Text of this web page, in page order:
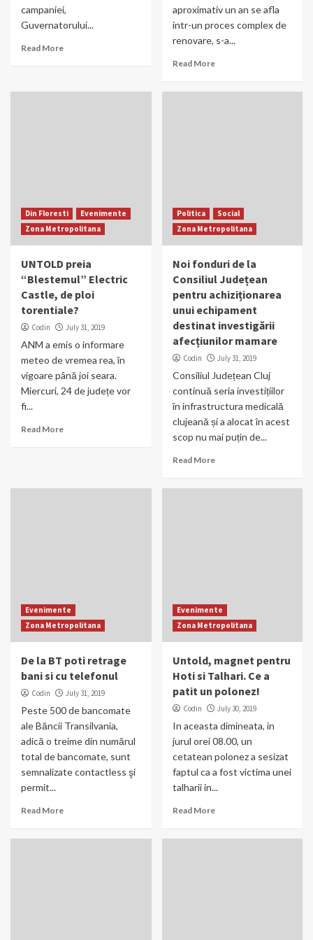
campaniei,
Guvernatorului...
Read More
aproximativ un an se afla
intr-un proces complex de
renovare, s-a...
Read More
Din Floresti
Evenimente
Zona Metropolitana
UNTOLD preia
“Blestemul” Electric
Castle, de ploi
torentiale?
Codin July 31, 2019
ANM a emis o informare
meteo de vremea rea, în
vigoare până joi seara.
Miercuri, 24 de județe vor
fi...
Read More
Politica
Social
Zona Metropolitana
Noi fonduri de la
Consiliul Județean
pentru achiziționarea
unui echipament
destinat investigării
afecțiunilor mamare
Codin July 31, 2019
Consiliul Județean Cluj
continuă seria investițiilor
în infrastructura medicală
clujeană și a alocat în acest
scop nu mai puțin de...
Read More
Evenimente
Zona Metropolitana
De la BT poti retrage
bani si cu telefonul
Codin July 31, 2019
Peste 500 de bancomate
ale Băncii Transilvania,
adică o treime din numărul
total de bancomate, sunt
semnalizate contactless şi
permit...
Read More
Evenimente
Zona Metropolitana
Untold, magnet pentru
Hoti si Talhari. Ce a
patit un polonez!
Codin July 30, 2019
In aceasta dimineata, in
jurul orei 08.00, un
cetatean polonez a sesizat
faptul ca a fost victima unei
talharii in...
Read More